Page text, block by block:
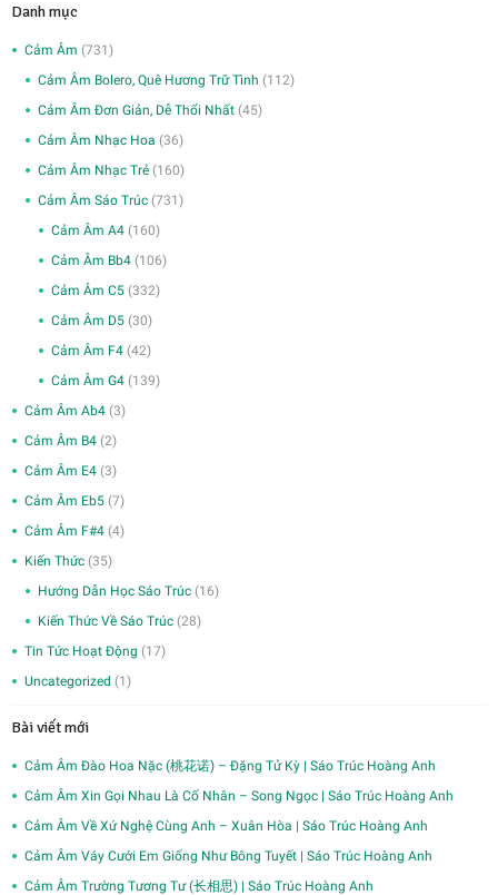
Danh mục
Cảm Âm (731)
Cảm Âm Bolero, Quê Hương Trữ Tình (112)
Cảm Âm Đơn Giản, Dễ Thổi Nhất (45)
Cảm Âm Nhạc Hoa (36)
Cảm Âm Nhạc Trẻ (160)
Cảm Âm Sáo Trúc (731)
Cảm Âm A4 (160)
Cảm Âm Bb4 (106)
Cảm Âm C5 (332)
Cảm Âm D5 (30)
Cảm Âm F4 (42)
Cảm Âm G4 (139)
Cảm Âm Ab4 (3)
Cảm Âm B4 (2)
Cảm Âm E4 (3)
Cảm Âm Eb5 (7)
Cảm Âm F#4 (4)
Kiến Thức (35)
Hướng Dẫn Học Sáo Trúc (16)
Kiến Thức Về Sáo Trúc (28)
Tin Tức Hoạt Động (17)
Uncategorized (1)
Bài viết mới
Cảm Âm Đào Hoa Nặc (桃花诺) – Đặng Tử Kỳ | Sáo Trúc Hoàng Anh
Cảm Âm Xin Gọi Nhau Là Cố Nhân – Song Ngọc | Sáo Trúc Hoàng Anh
Cảm Âm Về Xứ Nghệ Cùng Anh – Xuân Hòa | Sáo Trúc Hoàng Anh
Cảm Âm Váy Cưới Em Giống Như Bông Tuyết | Sáo Trúc Hoàng Anh
Cảm Âm Trường Tương Tư (长相思) | Sáo Trúc Hoàng Anh